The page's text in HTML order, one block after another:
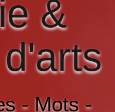
&
- Mots -